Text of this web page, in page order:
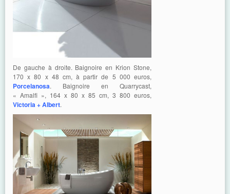
De gauche à droite. Baignoire en Krion Stone,
170 x 80 x 48 cm, à partir de 5 000 euros,
Porcelanosa. Baignoire en Quarrycast,
« Amalfi », 164 x 80 x 85 cm, 3 800 euros,
Victoria + Albert.